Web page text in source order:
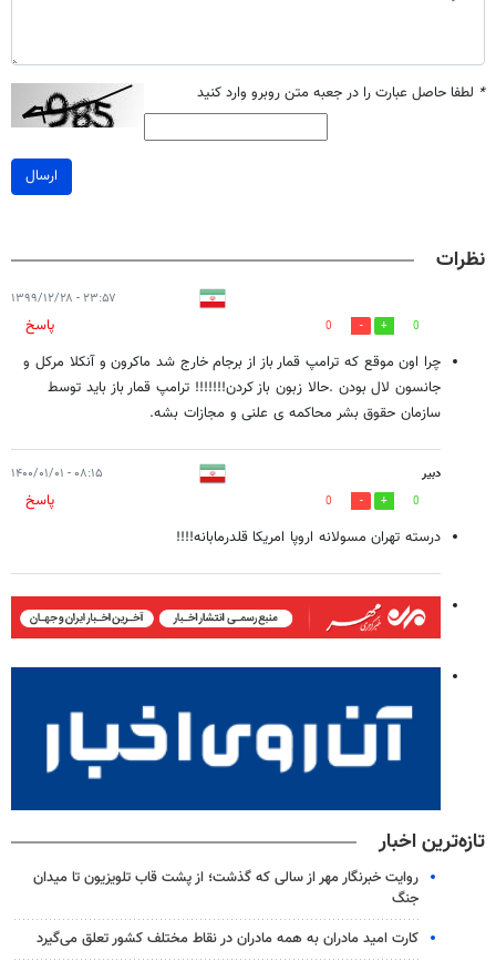
* لطفا حاصل عبارت را در جعبه متن روبرو وارد کنید
ارسال
نظرات
۲۳:۵۷ - ۱۳۹۹/۱۲/۲۸
0
0
پاسخ
چرا اون موقع که ترامپ قمار باز از برجام خارج شد ماکرون و آنکلا مرکل و
جانسون لال بودن .حالا زبون باز کردن!!!!!!! ترامپ قمار باز باید توسط
سازمان حقوق بشر محاکمه ی علنی و مجازات بشه.
دبیر ۰۸:۱۵ - ۱۴۰۰/۰۱/۰۱
0
0
پاسخ
درسته تهران مسولانه اروپا امریکا قلدرمابانه!!!!
تازه‌ترین اخبار
روایت خبرنگار مهر از سالی که گذشت؛ از پشت قاب تلویزیون تا میدان
جنگ
کارت امید مادران به همه مادران در نقاط مختلف کشور تعلق می‌گیرد